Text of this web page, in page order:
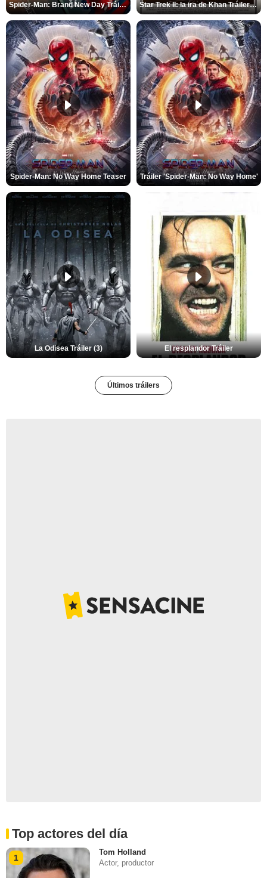
Spider-Man: Brand New Day Tráiler (3) Star Trek II: la ira de Khan Tráiler VO
Spider-Man: No Way Home Teaser Tráiler 'Spider-Man: No Way Home'
La Odisea Tráiler (3) El resplandor Tráiler
Últimos tráilers
Top actores del día
1
Tom Holland
Actor, productor